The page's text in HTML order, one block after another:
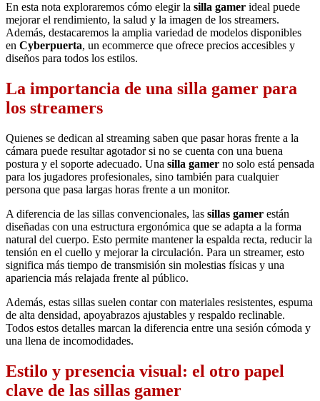
En esta nota exploraremos cómo elegir la silla gamer ideal puede
mejorar el rendimiento, la salud y la imagen de los streamers.
Además, destacaremos la amplia variedad de modelos disponibles
en Cyberpuerta, un ecommerce que ofrece precios accesibles y
diseños para todos los estilos.
La importancia de una silla gamer para
los streamers
Quienes se dedican al streaming saben que pasar horas frente a la
cámara puede resultar agotador si no se cuenta con una buena
postura y el soporte adecuado. Una silla gamer no solo está pensada
para los jugadores profesionales, sino también para cualquier
persona que pasa largas horas frente a un monitor.
A diferencia de las sillas convencionales, las sillas gamer están
diseñadas con una estructura ergonómica que se adapta a la forma
natural del cuerpo. Esto permite mantener la espalda recta, reducir la
tensión en el cuello y mejorar la circulación. Para un streamer, esto
significa más tiempo de transmisión sin molestias físicas y una
apariencia más relajada frente al público.
Además, estas sillas suelen contar con materiales resistentes, espuma
de alta densidad, apoyabrazos ajustables y respaldo reclinable.
Todos estos detalles marcan la diferencia entre una sesión cómoda y
una llena de incomodidades.
Estilo y presencia visual: el otro papel
clave de las sillas gamer